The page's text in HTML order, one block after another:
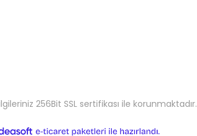
256Bit SSL sertifikası ile korunmaktadır.
ideasoft e-